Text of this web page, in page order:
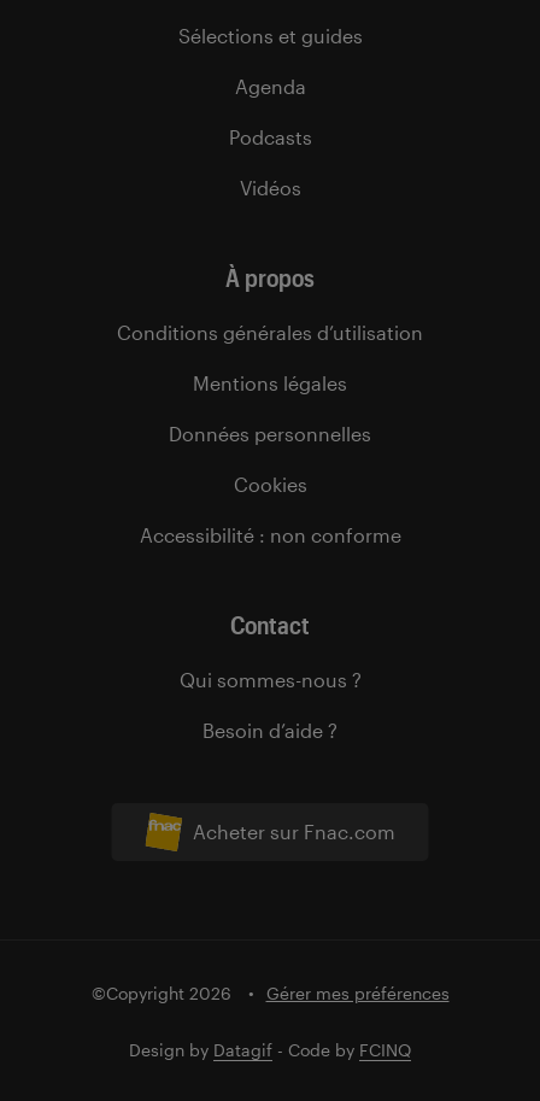
Acheter sur Fnac.com
Sélections et guides
Agenda
Podcasts
Vidéos
À propos
Conditions générales d’utilisation
Mentions légales
Données personnelles
Cookies
Accessibilité : non conforme
Contact
Qui sommes-nous ?
Besoin d’aide ?
©Copyright 2026 Gérer mes préférences
Design by Datagif - Code by FCINQ